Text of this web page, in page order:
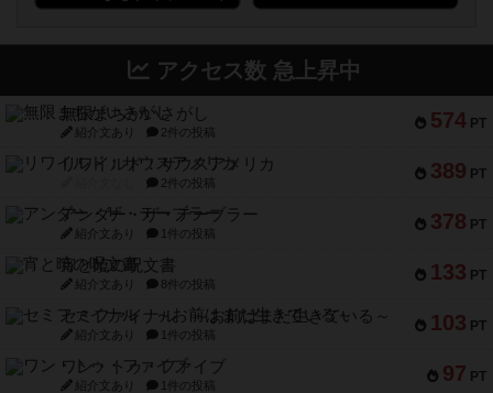
アクセス数 急上昇中
574 PT
無限まちがいさがし
紹介文あり 2件の投稿
389 PT
リワイルド：サウスアメリカ
2件の投稿
378 PT
アンダー・ザ・テーブラー
紹介文あり 1件の投稿
133 PT
宵と暁の呪文書
紹介文あり 8件の投稿
103 PT
セミファイナル ～お前はまだ生きている～
紹介文あり 1件の投稿
97 PT
ワン・トゥ・ファイブ
紹介文あり 1件の投稿